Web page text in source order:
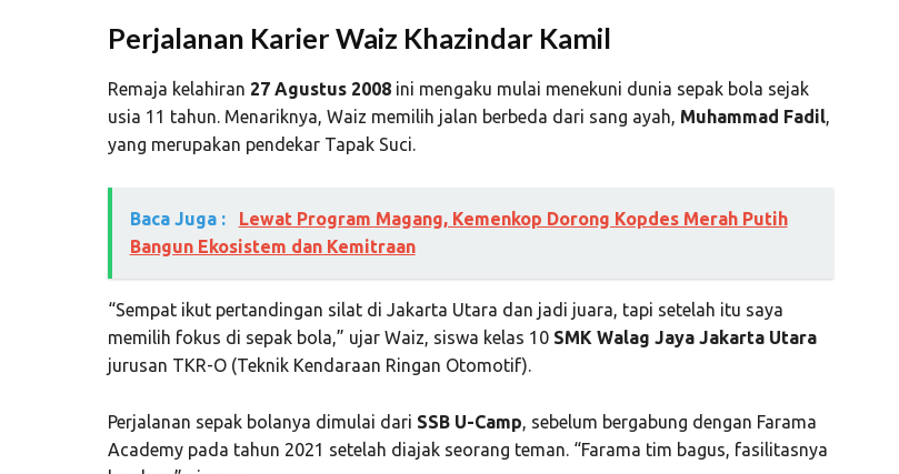
Perjalanan Karier Waiz Khazindar Kamil
Remaja kelahiran 27 Agustus 2008ini mengaku mulai menekuni dunia sepak bola sejak
usia 11 tahun. Menariknya, Waiz memilih jalan berbeda dari sang ayah, Muhammad Fadil,
yang merupakan pendekar Tapak Suci.
Baca Juga :
Lewat Program Magang, Kemenkop Dorong Kopdes Merah Putih
Bangun Ekosistem dan Kemitraan
“Sempat ikut pertandingan silat di Jakarta Utara dan jadi juara, tapi setelah itu saya
memilih fokus di sepak bola,” ujar Waiz, siswa kelas 10 SMK Walag Jaya Jakarta Utara
jurusan TKR-O (Teknik Kendaraan Ringan Otomotif).
Perjalanan sepak bolanya dimulai dari SSB U-Camp, sebelum bergabung dengan Farama
Academy pada tahun 2021 setelah diajak seorang teman. “Farama tim bagus, fasilitasnya